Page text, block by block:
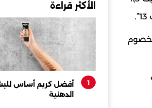
الأكثر قراءة
1
أفضل كريم أساس
الدهنية